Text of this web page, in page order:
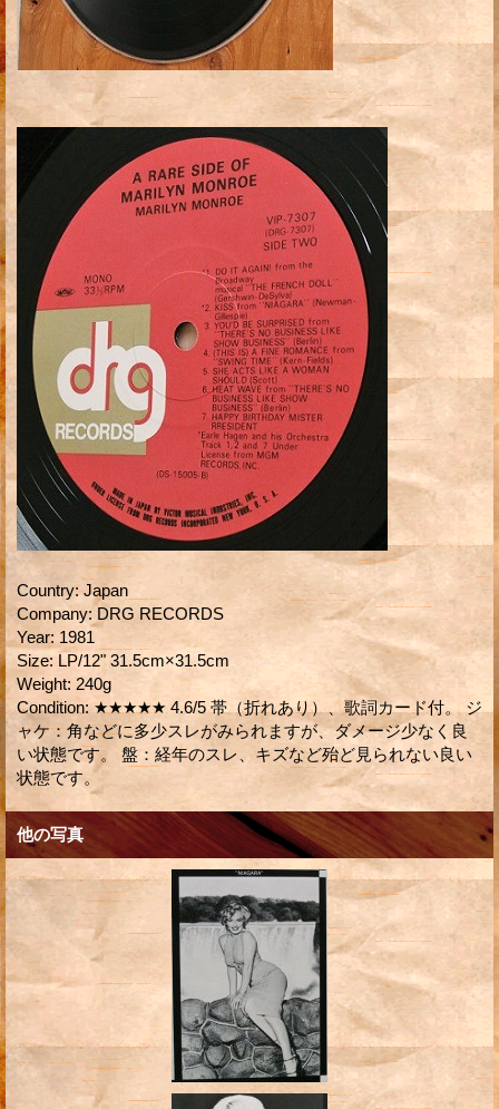
Country: Japan
Company: DRG RECORDS
Year: 1981
Size: LP/12" 31.5cm×31.5cm
Weight: 240g
Condition: ★★★★★ 4.6/5 帯（折れあり）、歌詞カード付。 ジ
ャケ：角などに多少スレがみられますが、ダメージ少なく良
い状態です。 盤：経年のスレ、キズなど殆ど見られない良い
状態です。
他の写真